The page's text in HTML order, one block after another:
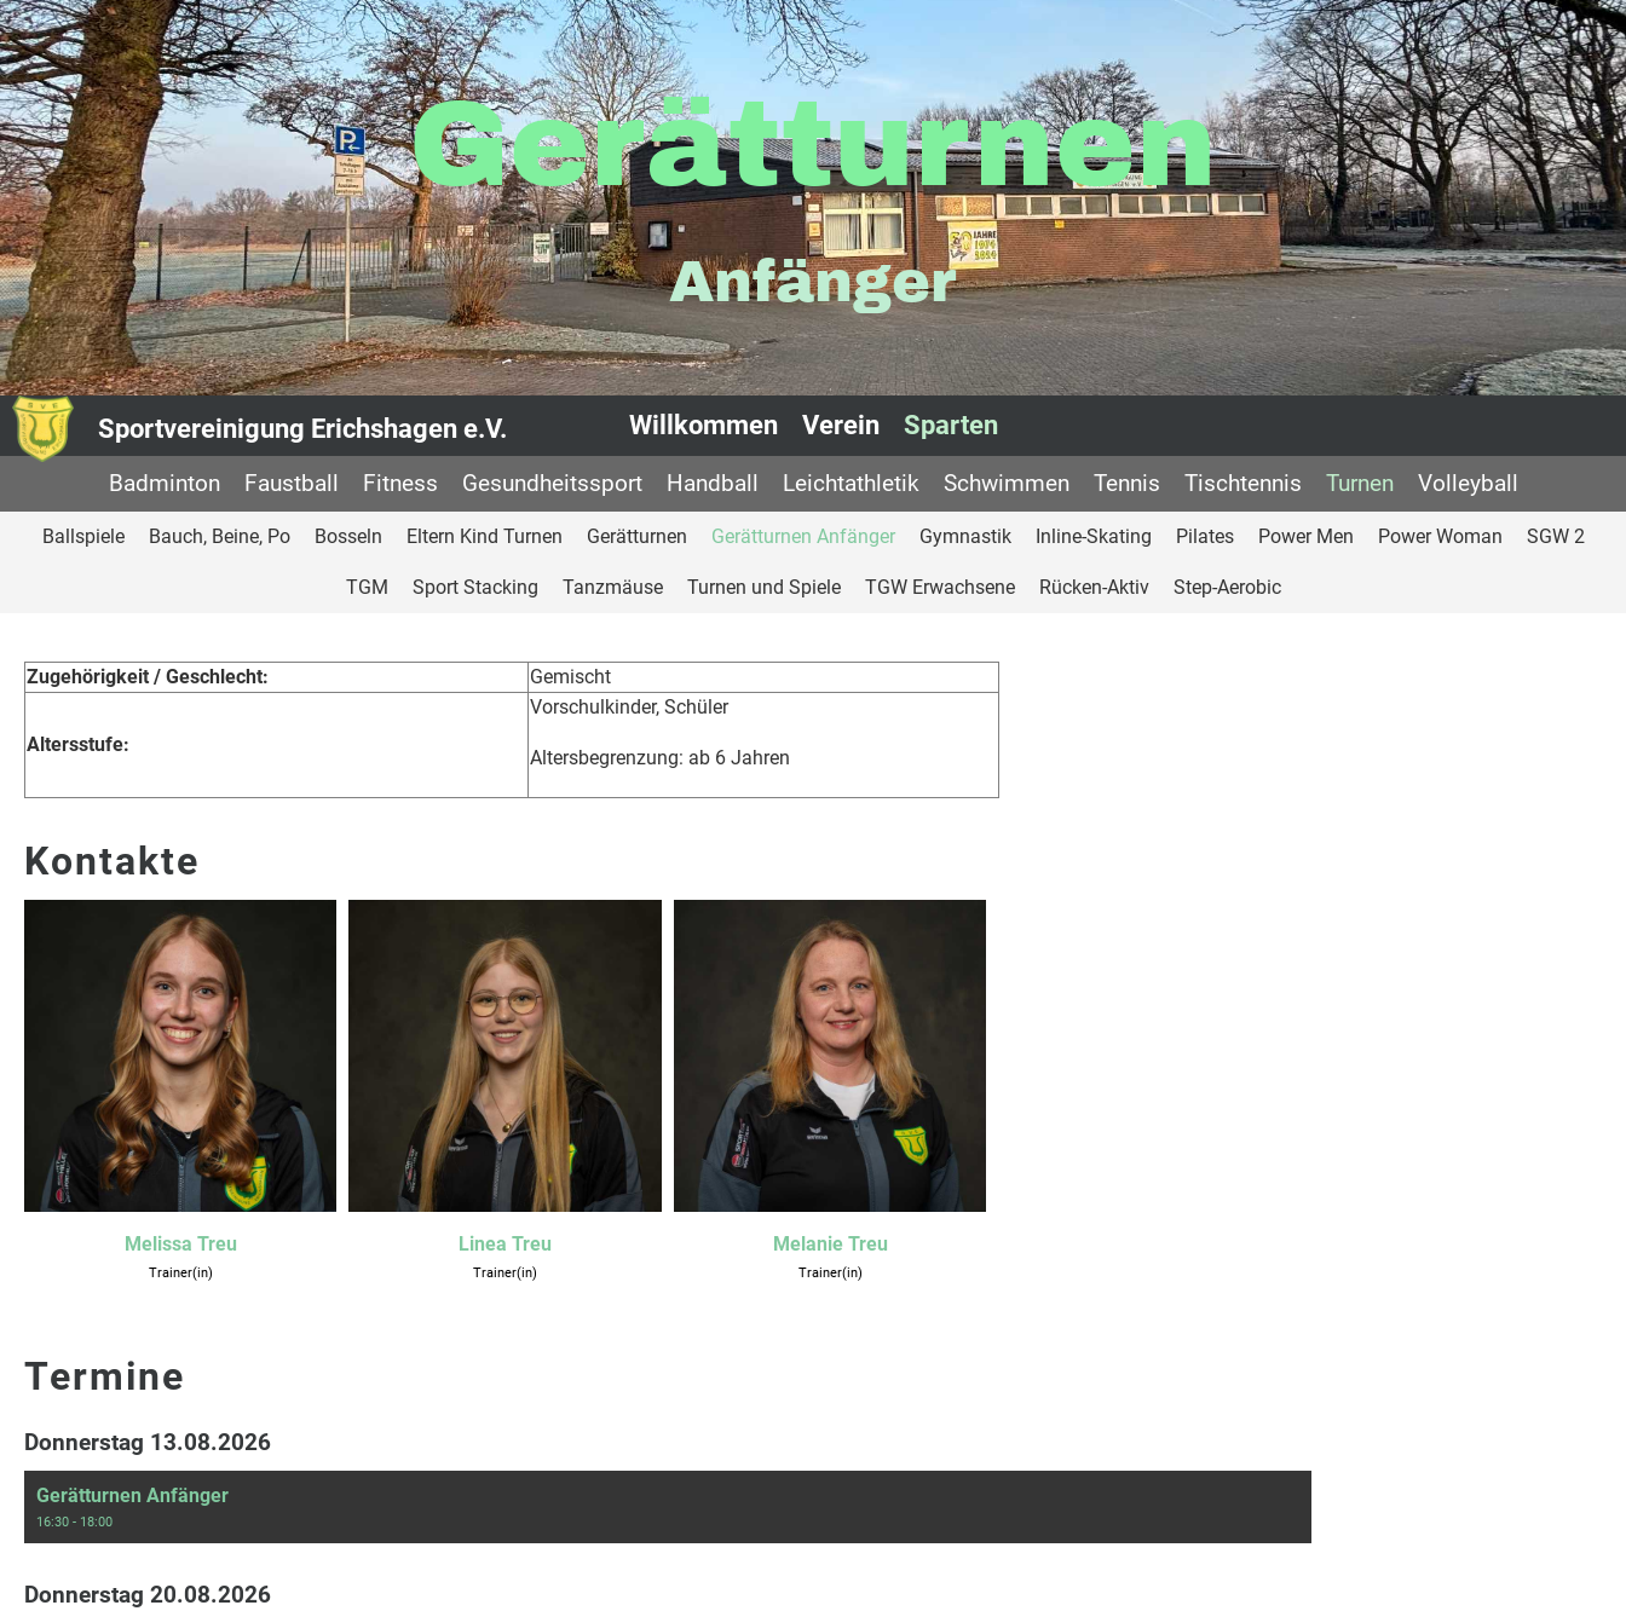
Gerätturnen
Anfänger
Sportvereinigung Erichshagen e.V. Willkommen Verein Sparten
Badminton Faustball Fitness Gesundheitssport Handball Leichtathletik Schwimmen Tennis Tischtennis Turnen Volleyball
Ballspiele Bauch, Beine, Po Bosseln Eltern Kind Turnen Gerätturnen Gerätturnen Anfänger Gymnastik Inline-Skating Pilates Power Men Power Woman SGW 2
TGM Sport Stacking Tanzmäuse Turnen und Spiele TGW Erwachsene Rücken-Aktiv Step-Aerobic
Zugehörigkeit / Geschlecht: Gemischt
Altersstufe:
Vorschulkinder, Schüler
Altersbegrenzung: ab 6 Jahren
Kontakte
Melissa Treu
Trainer(in)
Linea Treu
Trainer(in)
Melanie Treu
Trainer(in)
Termine
Donnerstag 13.08.2026
Gerätturnen Anfänger
16:30 - 18:00
Donnerstag 20.08.2026